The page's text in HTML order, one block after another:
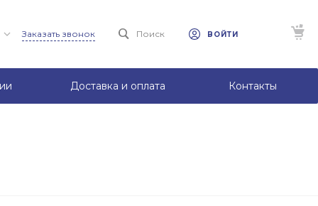
Заказать звонок Поиск ВОЙТИ
Доставка и оплата Контакты